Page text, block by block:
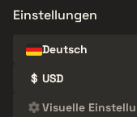
Einstellungen
Deutsch
$ USD
Visuelle